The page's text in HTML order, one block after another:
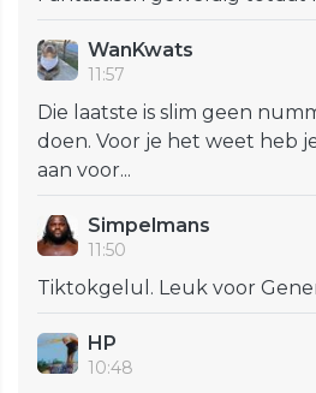
WanKwats
11:57
Die laatste is slim geen
doen. Voor je het weet heb
aan voor...
Simpelmans
11:50
Tiktokgelul. Leuk voor
HP
10:48